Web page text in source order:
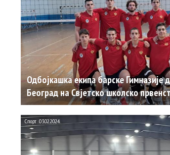
Одбојкашка екипа барске Гимназије
Београд на Свјетско школско
Спорт 03.02.2024.